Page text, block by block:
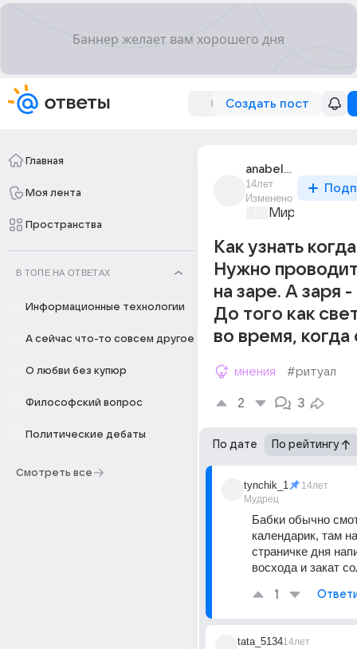
Создать пост
Главная
Моя лента
Пространства
В ТОПЕ НА ОТВЕТАХ
Информационные технологии
А сейчас что-то совсем другое
О любви без купюр
Философский вопрос
Политические дебаты
Смотреть все
anabel_4
14лет
Изменено
Мир и его
Как узнать
Нужно
на заре. А заря -
До того как
во время, когда
мнения #ритуал
2 3
По дате По рейтингу
tynchik_1
Мудрец
14лет
Бабки обычно
календарик, там
страничке дня
восхода и закат
1
tata_513414лет